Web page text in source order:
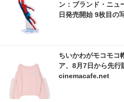
ン：ブランド・ニュ
日発売開始 9枚目
ちいかわがモコモコ
ア、8月7日から先行
cinemacafe.net